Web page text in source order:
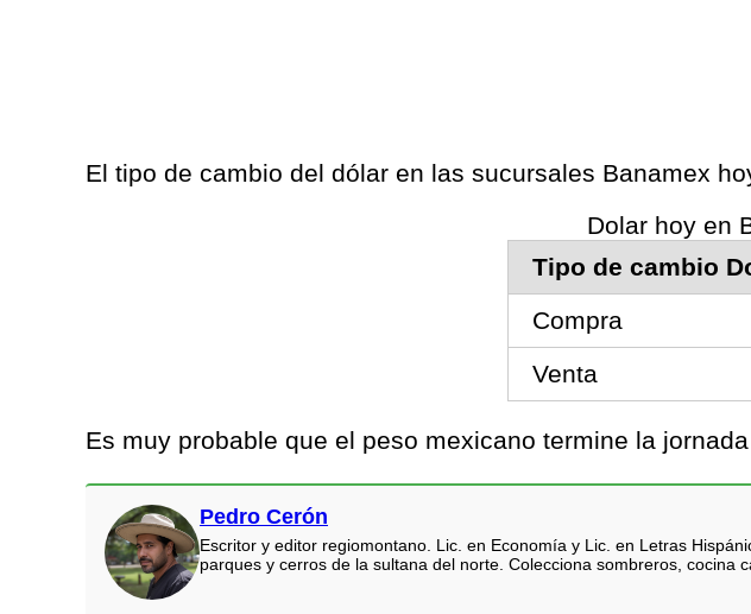
El tipo de cambio del dólar en las sucursales Banamex
Dolar hoy en
Tipo de cambio
Compra
Venta
Es muy probable que el peso mexicano termine la
Pedro Cerón
Escritor y editor regiomontano. Lic. en Economía y Lic. en Letras
parques y cerros de la sultana del norte. Colecciona sombreros, cocina